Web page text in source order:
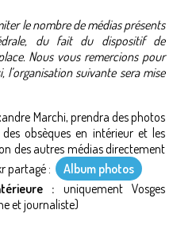
le nombre de médias présents
du fait du dispositif de
Nous vous remercions pour
l’organisation suivante sera mise
Marchi, prendra des photos
obsèques en intérieur et les
des autres médias directement
partagé :
Album photos
: uniquement Vosges
et journaliste)